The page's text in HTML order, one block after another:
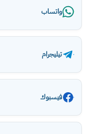
واتساب
تيليجرام
فيسبوك